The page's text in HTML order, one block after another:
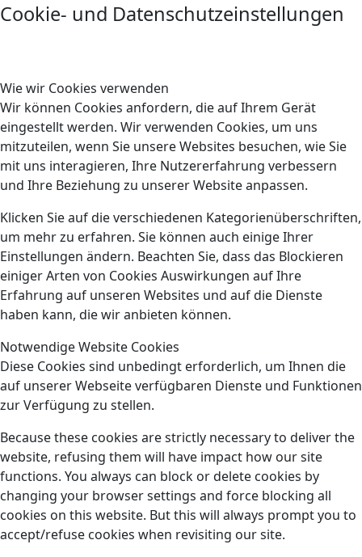
Cookie- und Datenschutzeinstellungen
Wie wir Cookies verwenden
Wir können Cookies anfordern, die auf Ihrem Gerät
eingestellt werden. Wir verwenden Cookies, um uns
mitzuteilen, wenn Sie unsere Websites besuchen, wie Sie
mit uns interagieren, Ihre Nutzererfahrung verbessern
und Ihre Beziehung zu unserer Website anpassen.
Klicken Sie auf die verschiedenen Kategorienüberschriften,
um mehr zu erfahren. Sie können auch einige Ihrer
Einstellungen ändern. Beachten Sie, dass das Blockieren
einiger Arten von Cookies Auswirkungen auf Ihre
Erfahrung auf unseren Websites und auf die Dienste
haben kann, die wir anbieten können.
Notwendige Website Cookies
Diese Cookies sind unbedingt erforderlich, um Ihnen die
auf unserer Webseite verfügbaren Dienste und Funktionen
zur Verfügung zu stellen.
Because these cookies are strictly necessary to deliver the
website, refusing them will have impact how our site
functions. You always can block or delete cookies by
changing your browser settings and force blocking all
cookies on this website. But this will always prompt you to
accept/refuse cookies when revisiting our site.